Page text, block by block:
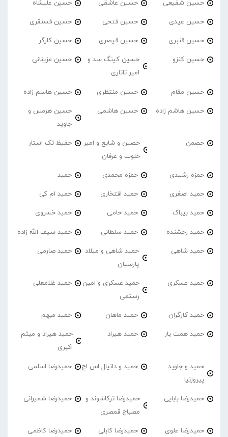
حسین شفیعی حسین عاشقی حسین علیشاه
حسین عیدی حسین فتحی حسین فسنقری
حسین قنبری حسین قیصری حسین کارگر
حسین کنزو
حسین کینگ سد و
امیر تاتاری
حسین مزینانی
حسین مقام حسین منتظری حسین هاسم زاده
حسین هاشم زاده حسین هاشمی
حسین هرمس و
جاوید
حصمن
حصین و شایع و امیر
خلوت و عرفان
حفیظ تک استار
حمزه رشیدی حمزه محمدی حمید
حمید اصغری حمید افتخاری حمید ام کی
حمید بیباک حمید حامی حمید خسروی
حمید رخشنده حمید سلطانی حمید سیف الله زاده
حمید شاهی
حمید شاهی و میلاد
پارسیان
حمید صارمی
حمید عسکری
حمید عسکری و امین
رستمی
حمید غلامعلی
حمید کارگران حمید ماهان حمید مبهم
حمید همت یار حمید هیراد
حمید هیراد و میثم
اکبری
حمید و جاوید
پیروزنیا
حمید و دانیال اس اچ حمیدرضا اسلمی
حمیدرضا بابایی
حمیدرضا ترکاشوند و
مصباح قمصری
حمیدرضا شمیرانی
حمیدرضا علوی حمیدرضا کابلی حمیدرضا کاظمی